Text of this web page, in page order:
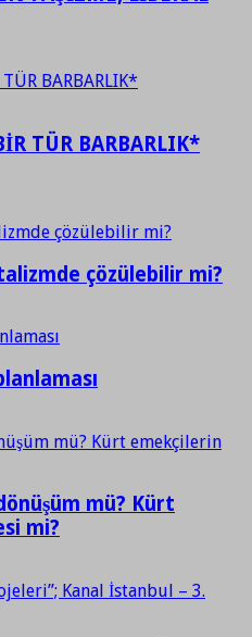
TÜR BARBARLIK*
çözülebilir mi?
mü? Kürt
mi?